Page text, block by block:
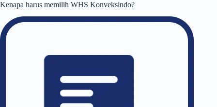
Kenapa harus memilih WHS Konveksindo?